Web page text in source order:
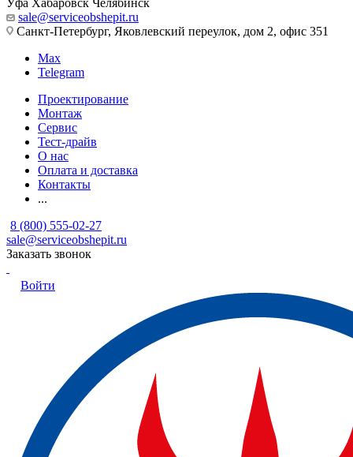
Уфа Хабаровск Челябинск
sale@serviceobshepit.ru
Санкт-Петербург, Яковлевский переулок, дом 2, офис 351
Max
Telegram
Проектирование
Монтаж
Сервис
Тест-драйв
О нас
Оплата и доставка
Контакты
...
8 (800) 555-02-27
sale@serviceobshepit.ru
Заказать звонок
Войти